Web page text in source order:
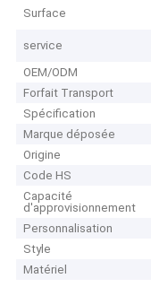
Surface
service
OEM/ODM
Forfait Transport
Spécification
Marque déposée
Origine
Code HS
Capacité
d'approvisionnement
Personnalisation
Style
Matériel